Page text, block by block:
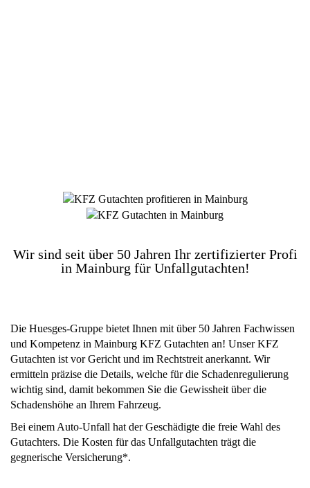
Wir sind seit über 50 Jahren Ihr zertifizierter Profi
in Mainburg für Unfallgutachten!
Die Huesges-Gruppe bietet Ihnen mit über 50 Jahren Fachwissen
und Kompetenz in Mainburg KFZ Gutachten an! Unser KFZ
Gutachten ist vor Gericht und im Rechtstreit anerkannt. Wir
ermitteln präzise die Details, welche für die Schadenregulierung
wichtig sind, damit bekommen Sie die Gewissheit über die
Schadenshöhe an Ihrem Fahrzeug.
Bei einem Auto-Unfall hat der Geschädigte die freie Wahl des
Gutachters. Die Kosten für das Unfallgutachten trägt die
gegnerische Versicherung*.